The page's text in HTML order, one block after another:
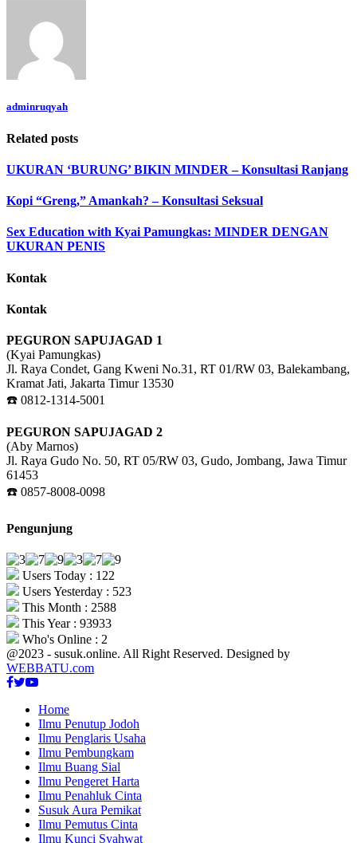
adminruqyah
Related posts
UKURAN ‘BURUNG’ BIKIN MINDER – Konsultasi Ranjang
Kopi “Greng,” Amankah? – Konsultasi Seksual
Sex Education with Kyai Pamungkas: MINDER DENGAN
UKURAN PENIS
Kontak
Kontak
PEGURON SAPUJAGAD 1
(Kyai Pamungkas)
Jl. Raya Condet, Gang Kweni No.31, RT 01/RW 03, Balekambang,
Kramat Jati, Jakarta Timur 13530
☎️ 0812-1314-5001
PEGURON SAPUJAGAD 2
(Aby Marnos)
Jl. Raya Gudo No. 50, RT 05/RW 03, Gudo, Jombang, Jawa Timur
61453
☎️ 0857-8008-0098
Pengunjung
Users Today : 122
Users Yesterday : 523
This Month : 2588
This Year : 93933
Who's Online : 2
@2023 - susuk.online. All Right Reserved. Designed by
WEBBATU.com
Facebook
Twitter
Youtube
Home
Ilmu Penutup Jodoh
Ilmu Penglaris Usaha
Ilmu Pembungkam
Ilmu Buang Sial
Ilmu Pengeret Harta
Ilmu Penahluk Cinta
Susuk Aura Pemikat
Ilmu Pemutus Cinta
Ilmu Kunci Syahwat